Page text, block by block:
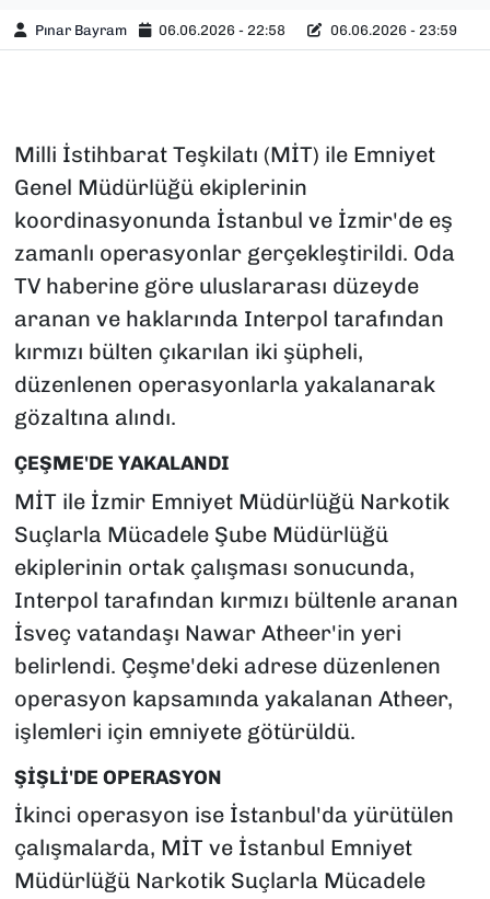
Pınar Bayram 06.06.2026 - 22:58 06.06.2026 - 23:59
Milli İstihbarat Teşkilatı (MİT) ile Emniyet
Genel Müdürlüğü ekiplerinin
koordinasyonunda İstanbul ve İzmir'de eş
zamanlı operasyonlar gerçekleştirildi. Oda
TV haberine göre uluslararası düzeyde
aranan ve haklarında Interpol tarafından
kırmızı bülten çıkarılan iki şüpheli,
düzenlenen operasyonlarla yakalanarak
gözaltına alındı.
ÇEŞME'DE YAKALANDI
MİT ile İzmir Emniyet Müdürlüğü Narkotik
Suçlarla Mücadele Şube Müdürlüğü
ekiplerinin ortak çalışması sonucunda,
Interpol tarafından kırmızı bültenle aranan
İsveç vatandaşı Nawar Atheer'in yeri
belirlendi. Çeşme'deki adrese düzenlenen
operasyon kapsamında yakalanan Atheer,
işlemleri için emniyete götürüldü.
ŞİŞLİ'DE OPERASYON
İkinci operasyon ise İstanbul'da yürütülen
çalışmalarda, MİT ve İstanbul Emniyet
Müdürlüğü Narkotik Suçlarla Mücadele